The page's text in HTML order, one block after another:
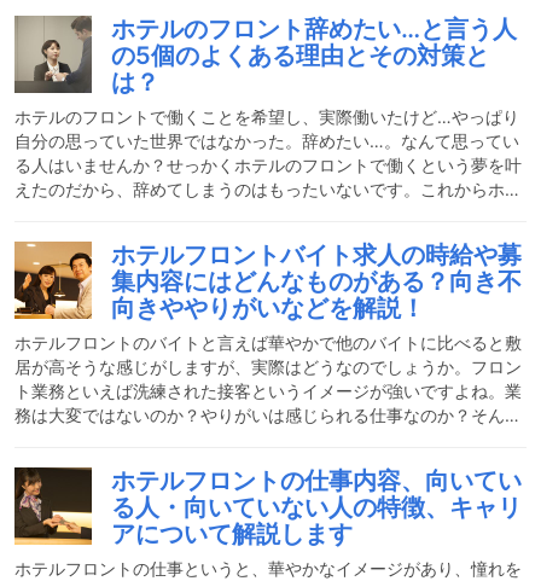
つも笑顔で応えてくれ、カチッとした制服に身を包んで素敵だなー
という印象を持っている人もいるかと思います。実際のホテルフロ
ントのお仕事は、体力が必要でキツい事も多いです。それでも、お
客様から直接「ありがとう」のお礼を言って頂いたり、感謝の気持
ちを綴った手紙を頂けることもあり、とってもやりがい
ホテルのフロント辞めたい…と言う人
の5個のよくある理由とその対策と
は？
ホテルのフロントで働くことを希望し、実際働いたけど…やっぱり
自分の思っていた世界ではなかった。辞めたい…。なんて思ってい
る人はいませんか？せっかくホテルのフロントで働くという夢を叶
えたのだから、辞めてしまうのはもったいないです。これからホテ
か、興味がありませんか？ホテルフロントの仕事に対して「忙し
い」「大変」など、いいイメージも大きいかと思いますが、とても
やりがいのある仕事なのです。しかし、離職率は高く、スタッフの
入れ替わりも激しいのが現状です。ではなぜ皆フロントの仕事から
離職するのでしょうか。スタッフ間の人間関係はさておき、考えら
れ
ホテルフロントバイト求人の時給や募
集内容にはどんなものがある？向き不
向きややりがいなどを解説！
ホテルフロントのバイトと言えば華やかで他のバイトに比べると敷
居が高そうな感じがしますが、実際はどうなのでしょうか。フロン
ト業務といえば洗練された接客というイメージが強いですよね。業
務は大変ではないのか？やりがいは感じられる仕事なのか？そんな
や求人について詳しく解説します。ホテルフロントバイトはどんな
仕事？お客様がホテルに入った後すぐに対応するのが、フロントス
タッフです。ホテルの印象を左右すると言っても過言ではありませ
ん。常に笑顔を絶やさずお客様に対応しなければならず、バイトと
言えどもお客様からは様々な対応を求められる仕事になります。ホ
ホテルフロントの仕事内容、向いてい
る人・向いていない人の特徴、キャリ
アについて解説します
ホテルフロントの仕事というと、華やかなイメージがあり、憧れを